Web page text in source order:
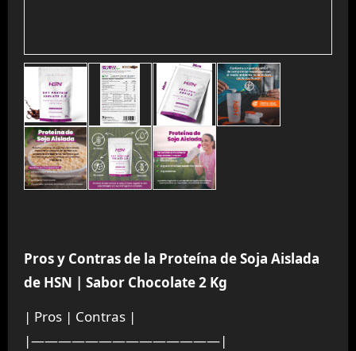
Pros y Contras de la Proteína de Soja Aislada
de HSN | Sabor Chocolate 2 Kg
| Pros | Contras |
|——————————————|